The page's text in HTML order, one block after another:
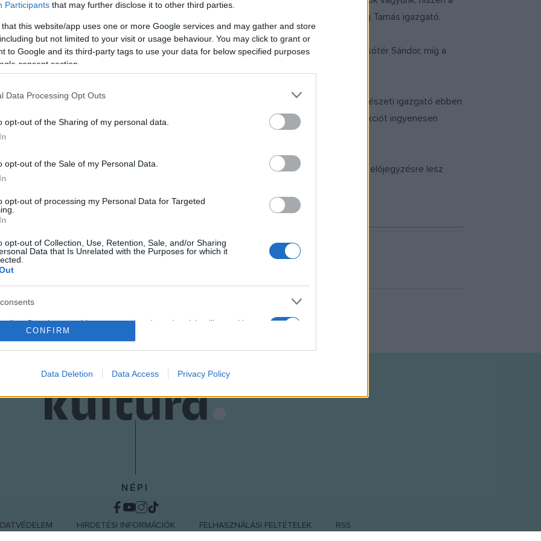
Participants that may further disclose it to other third parties.
that this website/app uses one or more Google services and may gather and store
but not limited to your visit or usage behaviour. You may click to grant or
to Google and its third-party tags to use your data for below specified purposes
consent section.
Data Processing Opt Outs
opt-out of the Sharing of my personal data.
opt-out of the Sale of my Personal Data.
opt-out of processing my Personal Data for Targeted
opt-out of Collection, Use, Retention, Sale, and/or Sharing
Data that Is Unrelated with the Purposes for which it
allow Google to enable storage related to advertising like cookies on
identifiers in apps.
allow Google to send me personalized advertising.
allow Google to enable storage related to personalization.
allow Google to enable storage related to security, including
CONFIRM
Data Deletion Data Access Privacy Policy
t állítják színre” – fogalmazott Herczeg Tamás igazgató.
pedig két, Kossuth-díjas művészt láthat a közönség. A címszerepben Zsótér Sándor, míg a
színpadra. A Fogadalmi Templom elé álmodott produkciót Bodolay Géza rendezi.
koncert is gazdagítja az idei kínálatot Herczeg Tamás és Harangozó Gyula művészeti igazgató ebben
a kultúra mindenki számára hozzáférhető legyen, így idén mindkét Dóm téri produkciót ingyenesen
A jelenlegi létszámkorlátozásokra tekintettel egyes daraboknál egyelőre még csak előjegyzésre lesz
a jegyvisszaváltás folyamatosan zajlik.
NÉPI
HIRDETÉSI INFORMÁCIÓK FELHASZNÁLÁSI FELTÉTELEK RSS